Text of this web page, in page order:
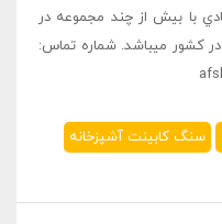
با بیش از چند مجموعه در
کشور میباشد. شماره تماس:
سنگ کابینت آشپزخانه